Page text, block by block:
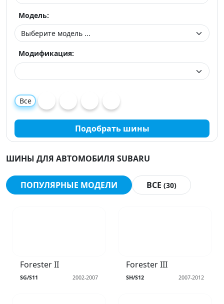
Модель:
Модификация:
Все
Подобрать шины
ШИНЫ ДЛЯ АВТОМОБИЛЯ SUBARU
ПОПУЛЯРНЫЕ МОДЕЛИ ВСЕ (30)
Forester II
SG/S11 2002-2007
Forester III
SH/S12 2007-2012